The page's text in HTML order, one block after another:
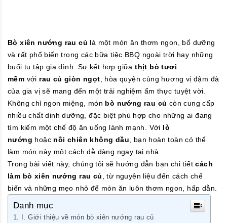
Bò xiên nướng rau củ là một món ăn thơm ngon, bổ dưỡng
và rất phổ biến trong các bữa tiệc BBQ ngoài trời hay những
buổi tụ tập gia đình. Sự kết hợp giữathịt bò tươi
mềm với rau củ giòn ngọt , hòa quyện cùng hương vị đậm đà
của gia vị sẽ mang đến một trải nghiệm ẩm thực tuyệt vời.
Không chỉ ngon miệng, món bò nướng rau củ còn cung cấp
nhiều chất dinh dưỡng, đặc biệt phù hợp cho những ai đang
tìm kiếm một chế độ ăn uống lành mạnh. Với lò
nướng hoặc nồi chiên không dầu , bạn hoàn toàn có thể
làm món này một cách dễ dàng ngay tại nhà.
Trong bài viết này, chúng tôi sẽ hướng dẫn bạn chi tiếtcách
làm bò xiên nướng rau củ
, từ nguyên liệu đến cách chế
biến và những mẹo nhỏ để món ăn luôn thơm ngon, hấp dẫn.
Danh mục
I. Giới thiệu về món bò xiên nướng rau củ